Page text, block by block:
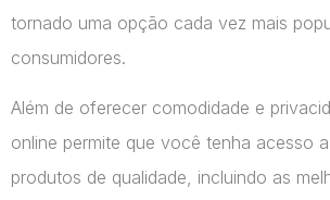
tornado uma opção cada vez mais
consumidores.
Além de oferecer comodidade e
online permite que você tenha acesso
produtos de qualidade, incluindo as